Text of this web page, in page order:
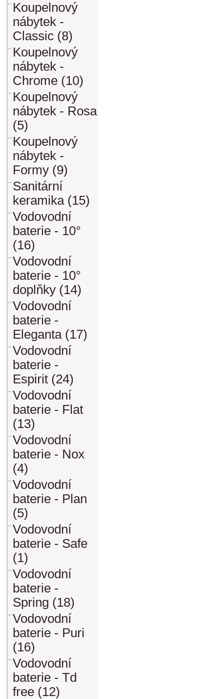
Koupelnový
nábytek -
Classic (8)
Koupelnový
nábytek -
Chrome (10)
Koupelnový
nábytek - Rosa
(5)
Koupelnový
nábytek -
Formy (9)
Sanitární
keramika (15)
Vodovodní
baterie - 10°
(16)
Vodovodní
baterie - 10°
doplňky (14)
Vodovodní
baterie -
Eleganta (17)
Vodovodní
baterie -
Espirit (24)
Vodovodní
baterie - Flat
(13)
Vodovodní
baterie - Nox
(4)
Vodovodní
baterie - Plan
(5)
Vodovodní
baterie - Safe
(1)
Vodovodní
baterie -
Spring (18)
Vodovodní
baterie - Puri
(16)
Vodovodní
baterie - Td
free (12)